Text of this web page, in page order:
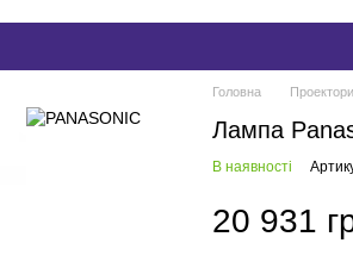
Головна Проектори
Лампа
В наявності
20 931